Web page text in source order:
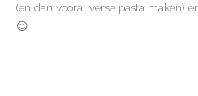
(en dan vooral verse pasta maken)
😉